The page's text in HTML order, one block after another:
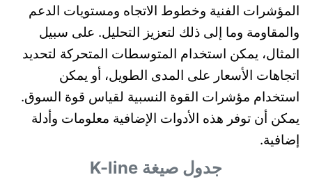
المؤشرات الفنية وخطوط الاتجاه ومستويات الدعم
والمقاومة وما إلى ذلك لتعزيز التحليل. على سبيل
المثال، يمكن استخدام المتوسطات المتحركة لتحديد
اتجاهات الأسعار على المدى الطويل، أو يمكن
استخدام مؤشرات القوة النسبية لقياس قوة السوق.
يمكن أن توفر هذه الأدوات الإضافية معلومات وأدلة
إضافية.
جدول صيغة K-line